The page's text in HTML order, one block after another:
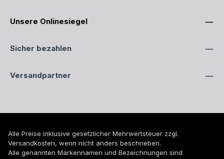
Unsere Onlinesiegel
Sicher bezahlen
Versandpartner
Alle Preise inklusive gesetzlicher Mehrwertsteuer zzgl.
Versandkosten, wenn nicht anders beschrieben.
Alle genannten Markennamen und Bezeichnungen sind